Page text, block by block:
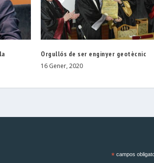
Orgullós de ser enginyer geotècnic
16 Gener, 2020
*campos